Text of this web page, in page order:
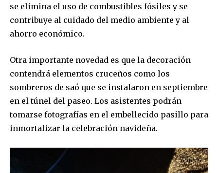
se elimina el uso de combustibles fósiles y se
contribuye al cuidado del medio ambiente y al
ahorro económico.
Otra importante novedad es que la decoración
contendrá elementos cruceños como los
sombreros de saó que se instalaron en septiembre
en el túnel del paseo. Los asistentes podrán
tomarse fotografías en el embellecido pasillo para
inmortalizar la celebración navideña.